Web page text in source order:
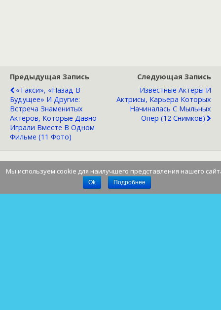
Предыдущая Запись
«Такси», «Назад В
Будущее» И Другие:
Встреча Знаменитых
Актёров, Которые Давно
Играли Вместе В Одном
Фильме (11 Фото)
Следующая Запись
Известные Актеры И
Актрисы, Карьера Которых
Начиналась С Мыльных
Опер (12 Снимков)
Мы используем cookie для наилучшего представления нашего
Ok Подробнее
Наверх